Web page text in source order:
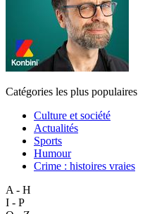
Catégories les plus populaires
Culture et société
Actualités
Sports
Humour
Crime : histoires vraies
A - H
I - P